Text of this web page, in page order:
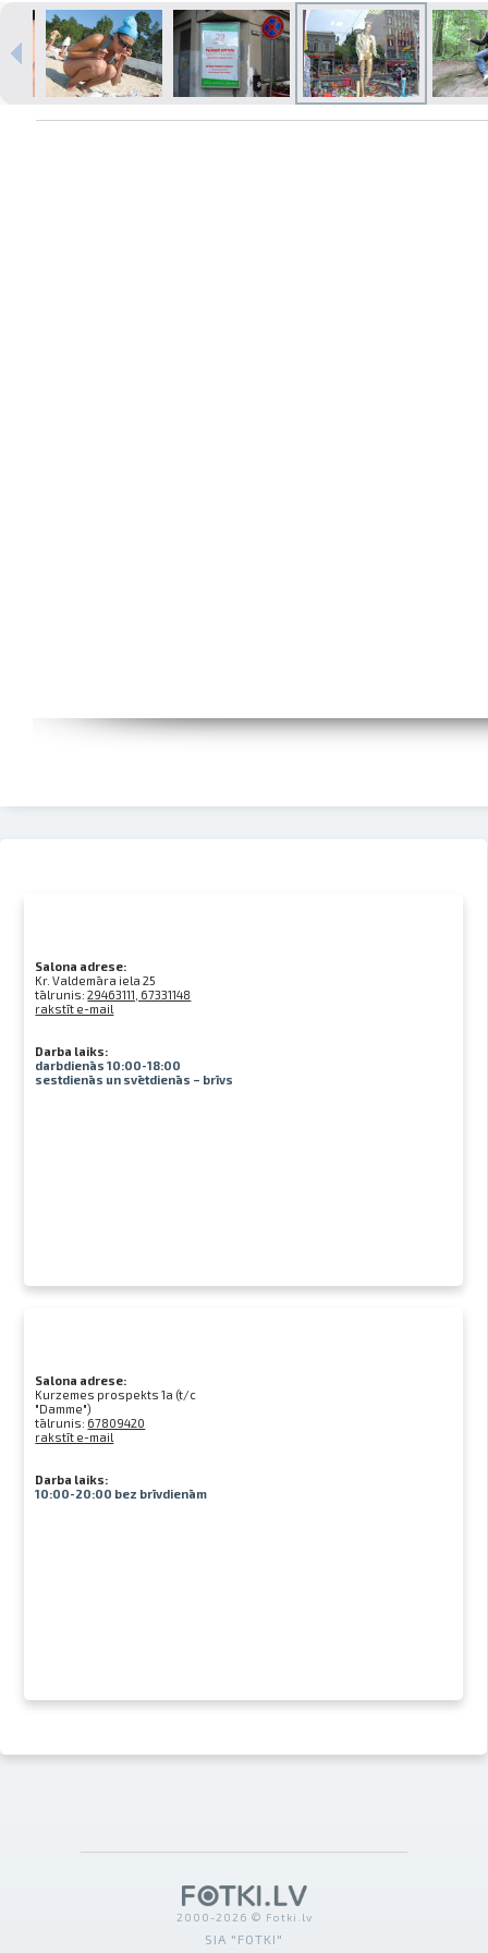
Izdrukas 1h laikā Rīgā – pasūtiet
tiešsaistē
Dažādi formāti un papīra veidi
Salona adrese:
Kr. Valdemāra iela 25
tālrunis:29463111, 67331148
rakstīt e-mail
Darba laiks:
darbdienās 10:00-18:00
sestdienās un svētdienās – brīvs
Salona adrese:
Kurzemes prospekts 1a (t/c
"Damme")
tālrunis: 67809420
rakstīt e-mail
Darba laiks:
10:00-20:00 bez brīvdienām
2000-2026 © Fotki.lv
SIA "FOTKI"